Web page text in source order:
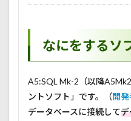
なにをするソ
A5:SQL Mk-2（以降
ントソフト」です。（開
データベースに接続してデ